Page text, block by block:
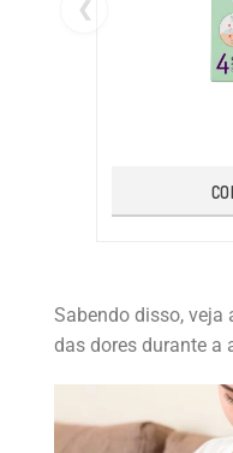
❮
Sabendo disso, veja
das dores durante a